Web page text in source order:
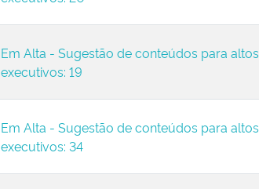
Em Alta - Sugestão de conteúdos para altos
executivos: 19
Em Alta - Sugestão de conteúdos para altos
executivos: 34